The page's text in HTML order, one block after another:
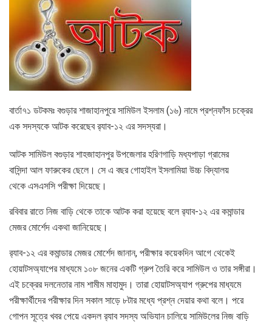
বার্তা৭১ ডটকমঃ বগুড়ার শাজাহানপুরে সামিউল ইসলাম (১৬) নামে প্রশ্নফাঁস চক্রের
এক সদস্যকে আটক করেছেব র‍্যাব-১২ এর সদস্যরা।
আটক সামিউল বগুড়ার শাহজাহানপুর উপজেলার হরিণগাড়ি মধ্যপাড়া গ্রামের
বাসিন্দা আল ফারুকের ছেলে। সে এ বছর গোহাইল ইসলামিয়া উচ্চ বিদ্যালয়
থেকে এসএসসি পরীক্ষা দিয়েছে।
রবিবার রাতে নিজ বাড়ি থেকে তাকে আটক করা হয়েছে বলে র‍্যাব-১২ এর কমান্ডার
মেজর মোর্শেদ একথা জানিয়েছে।
র‍্যাব-১২ এর কমান্ডার মেজর মোর্শেদ জানান, পরীক্ষার কয়েকদিন আগে থেকেই
হোয়াটসঅ্যাপের মাধ্যমে ১০৮ জনের একটি গ্রুপ তৈরি করে সামিউল ও তার সঙ্গীরা।
এই চক্রের দলনেতার নাম শামীম মাহামুদ। তারা হোয়াটসঅ্যাপ গ্রুপের মাধ্যমে
পরীক্ষার্থীদের পরীক্ষার দিন সকাল সাড়ে ৮টার মধ্যে প্রশ্ন দেয়ার কথা বলে। পরে
গোপন সূত্রে খবর পেয়ে একদল র‍্যাব সদস্য অভিযান চালিয়ে সামিউলের নিজ বাড়ি